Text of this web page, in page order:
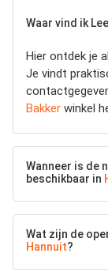
Waar vind ik
Hier ontdek je
Je vindt
Bakker winkel
Wanneer is de
beschikbaar in
Wat zijn de
Hannuit?